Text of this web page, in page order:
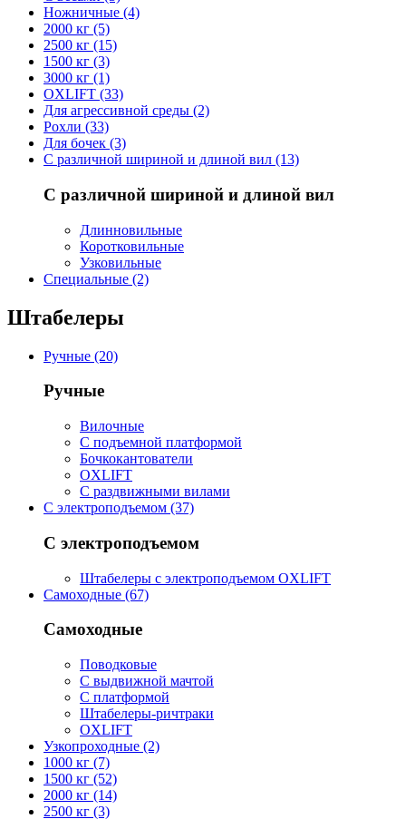
Ножничные (4)
2000 кг (5)
2500 кг (15)
1500 кг (3)
3000 кг (1)
OXLIFT (33)
Для агрессивной среды (2)
Рохли (33)
Для бочек (3)
С различной шириной и длиной вил (13)
С различной шириной и длиной вил
Длинновильные
Коротковильные
Узковильные
Cпециальные (2)
Штабелеры
Ручные (20)
Ручные
Вилочные
С подъемной платформой
Бочкокантователи
OXLIFT
С раздвижными вилами
С электроподъемом (37)
С электроподъемом
Штабелеры с электроподъемом OXLIFT
Самоходные (67)
Самоходные
Поводковые
С выдвижной мачтой
С платформой
Штабелеры-ричтраки
OXLIFT
Узкопроходные (2)
1000 кг (7)
1500 кг (52)
2000 кг (14)
2500 кг (3)